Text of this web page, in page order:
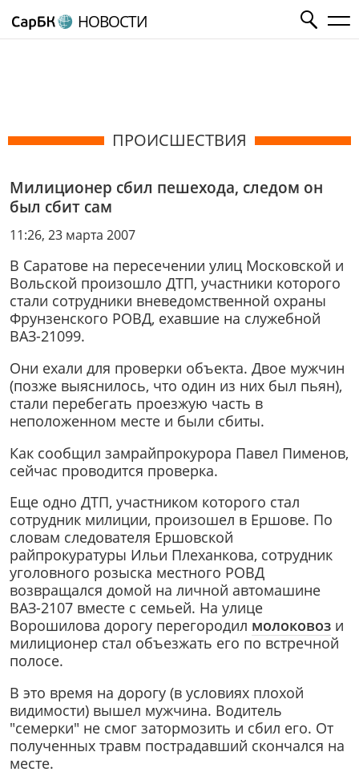
НОВОСТИ
ПРОИСШЕСТВИЯ
Милиционер сбил пешехода, следом он
был сбит сам
11:26, 23 марта 2007
В Саратове на пересечении улиц Московской и
Вольской произошло ДТП, участники которого
стали сотрудники вневедомственной охраны
Фрунзенского РОВД, ехавшие на служебной
ВАЗ-21099.
Они ехали для проверки объекта. Двое мужчин
(позже выяснилось, что один из них был пьян),
стали перебегать проезжую часть в
неположенном месте и были сбиты.
Как сообщил замрайпрокурора Павел Пименов,
сейчас проводится проверка.
Еще одно ДТП, участником которого стал
сотрудник милиции, произошел в Ершове. По
словам следователя Ершовской
райпрокуратуры Ильи Плеханкова, сотрудник
уголовного розыска местного РОВД
возвращался домой на личной автомашине
ВАЗ-2107 вместе с семьей. На улице
Ворошилова дорогу перегородил молоковоз и
милиционер стал объезжать его по встречной
полосе.
В это время на дорогу (в условиях плохой
видимости) вышел мужчина. Водитель
"семерки" не смог затормозить и сбил его. От
полученных травм пострадавший скончался на
месте.